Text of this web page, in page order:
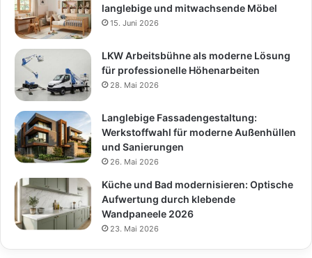
langlebige und mitwachsende Möbel
15. Juni 2026
LKW Arbeitsbühne als moderne Lösung
für professionelle Höhenarbeiten
28. Mai 2026
Langlebige Fassadengestaltung:
Werkstoffwahl für moderne Außenhüllen
und Sanierungen
26. Mai 2026
Küche und Bad modernisieren: Optische
Aufwertung durch klebende
Wandpaneele 2026
23. Mai 2026